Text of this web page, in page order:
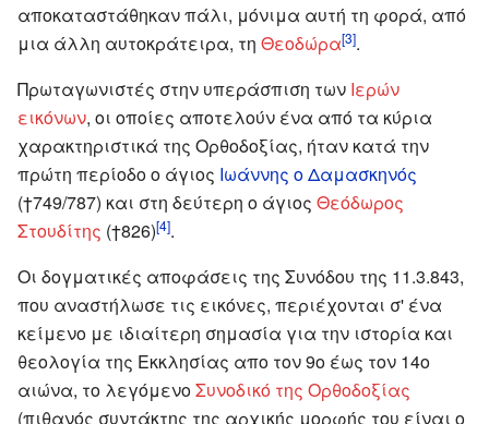
αποκαταστάθηκαν πάλι, μόνιμα αυτή τη φορά, από
μια άλλη αυτοκράτειρα, τη Θεοδώρα[3].
Πρωταγωνιστές στην υπεράσπιση των Ιερών
εικόνων, οι οποίες αποτελούν ένα από τα κύρια
χαρακτηριστικά της Ορθοδοξίας, ήταν κατά την
πρώτη περίοδο ο άγιος Ιωάννης ο Δαμασκηνός
(†749/787) και στη δεύτερη ο άγιος Θεόδωρος
Στουδίτης (†826)[4].
Οι δογματικές αποφάσεις της Συνόδου της 11.3.843,
που αναστήλωσε τις εικόνες, περιέχονται σ' ένα
κείμενο με ιδιαίτερη σημασία για την ιστορία και
θεολογία της Εκκλησίας απο τον 9ο έως τον 14ο
αιώνα, το λεγόμενοΣυνοδικό της Ορθοδοξίας
(πιθανός συντάκτης της αρχικής μορφής του είναι ο